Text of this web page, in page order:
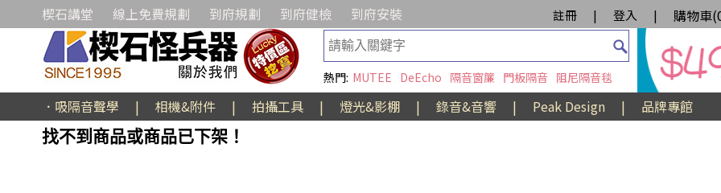
楔石講堂 線上免費規劃 到府規劃 到府健檢 到府安裝 註冊 | 登入 | 購物車(
熱門: MUTEE DeEcho 隔音窗簾 門板隔音 阻尼隔音毯
．吸隔音聲學 | 相機&附件 | 拍攝工具 | 燈光&影棚 | 錄音&音響 | Peak Design |
品牌專館
找不到商品或商品已下架！